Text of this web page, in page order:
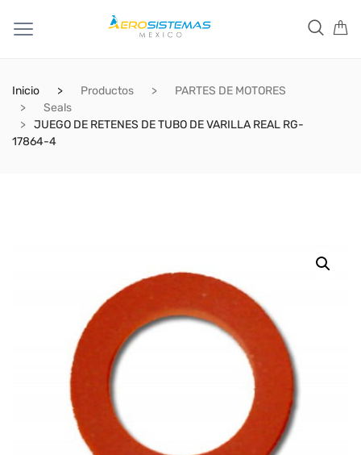
Inicio Productos
PARTES DE MOTORES
Seals
JUEGO DE RETENES DE TUBO DE VARILLA REAL RG-
17864-4